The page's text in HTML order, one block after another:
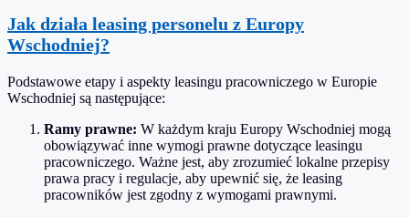
Jak działa leasing personelu z Europy
Wschodniej?
Podstawowe etapy i aspekty leasingu pracowniczego w Europie
Wschodniej są następujące:
Ramy prawne: W każdym kraju Europy Wschodniej mogą
obowiązywać inne wymogi prawne dotyczące leasingu
pracowniczego. Ważne jest, aby zrozumieć lokalne przepisy
prawa pracy i regulacje, aby upewnić się, że leasing
pracowników jest zgodny z wymogami prawnymi.